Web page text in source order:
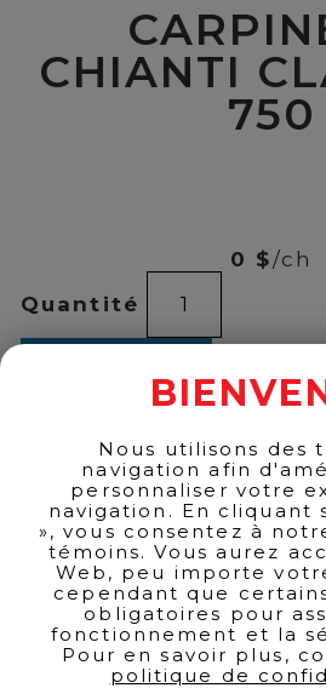
CHIANTI
750
0 $/ch
Quantité
CHIANTI
750
quantity
BACK TO PRODUCTS
Nous utilisons des
navigation afin
personnaliser votre
navigation. En cliquant
», vous consentez à
témoins. Vous aurez
Web, peu importe
cependant que
obligatoires pour
fonctionnement et la
Pour en savoir plus,
politique de